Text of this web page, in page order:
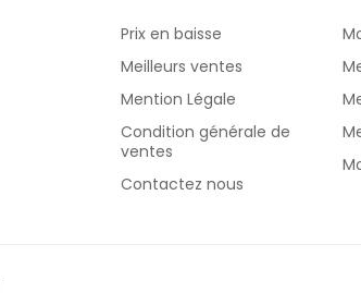
Prix en baisse
Meilleurs ventes
Mention Légale
Condition générale de
ventes
Contactez nous